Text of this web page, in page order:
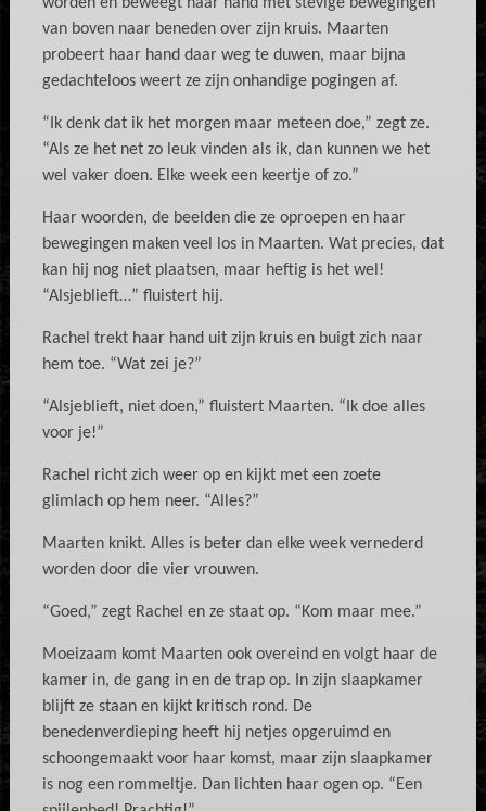
van boven naar beneden over zijn kruis. Maarten
probeert haar hand daar weg te duwen, maar bijna
gedachteloos weert ze zijn onhandige pogingen af.
“Ik denk dat ik het morgen maar meteen doe,” zegt ze.
“Als ze het net zo leuk vinden als ik, dan kunnen we het
wel vaker doen. Elke week een keertje of zo.”
Haar woorden, de beelden die ze oproepen en haar
bewegingen maken veel los in Maarten. Wat precies, dat
kan hij nog niet plaatsen, maar heftig is het wel!
“Alsjeblieft…” fluistert hij.
Rachel trekt haar hand uit zijn kruis en buigt zich naar
hem toe. “Wat zei je?”
“Alsjeblieft, niet doen,” fluistert Maarten. “Ik doe alles
voor je!”
Rachel richt zich weer op en kijkt met een zoete
glimlach op hem neer. “Alles?”
Maarten knikt. Alles is beter dan elke week vernederd
worden door die vier vrouwen.
“Goed,” zegt Rachel en ze staat op. “Kom maar mee.”
Moeizaam komt Maarten ook overeind en volgt haar de
kamer in, de gang in en de trap op. In zijn slaapkamer
blijft ze staan en kijkt kritisch rond. De
benedenverdieping heeft hij netjes opgeruimd en
schoongemaakt voor haar komst, maar zijn slaapkamer
is nog een rommeltje. Dan lichten haar ogen op. “Een